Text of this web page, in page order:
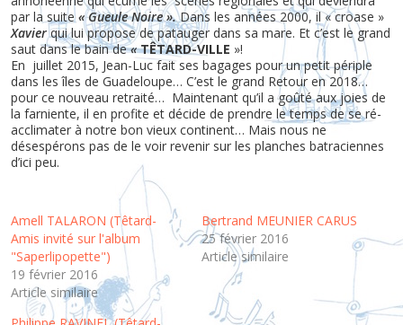
par la suite « Gueule Noire ».Dans les années 2000, il « croase »
Xavierqui lui propose de patauger dans sa mare. Et c’est le grand
saut dans le bain de«TÊTARD-VILLE »!
En juillet 2015, Jean-Luc fait ses bagages pour un petit périple
dans les îles de Guadeloupe… C’est le grand Retour en 2018…
pour ce nouveau retraité… Maintenant qu’il a goûté aux joies de
la farniente, il en profite et décide de prendre le temps de se ré-
acclimater à notre bon vieux continent… Mais nous ne
désespérons pas de le voir revenir sur les planches batraciennes
d’ici peu.
Amell TALARON (Têtard-
Amis invité sur l'album
"Saperlipopette")
19 février 2016
Article similaire
Bertrand MEUNIER CARUS
25 février 2016
Article similaire